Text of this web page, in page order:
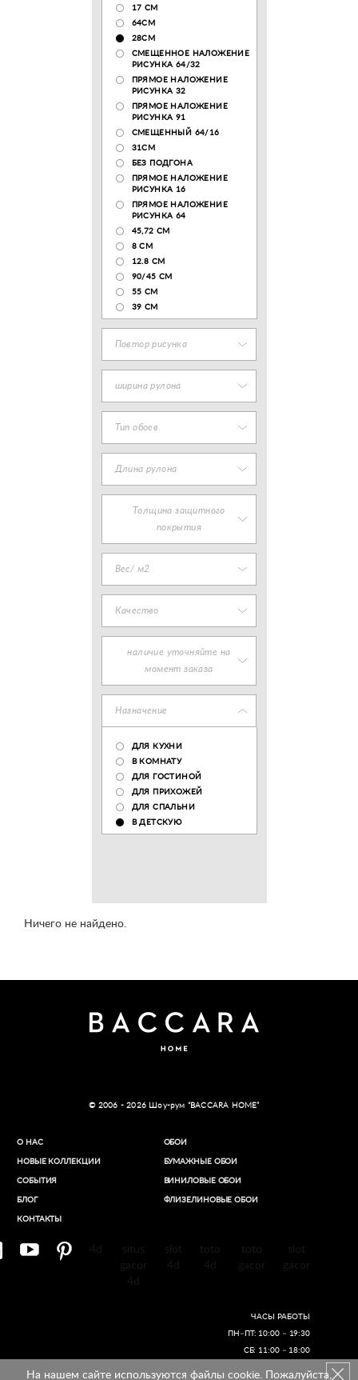
17 CM
64СМ
28CM
СМЕЩЕННОЕ НАЛОЖЕНИЕ
РИСУНКА 64/32
ПРЯМОЕ НАЛОЖЕНИЕ
РИСУНКА 32
ПРЯМОЕ НАЛОЖЕНИЕ
РИСУНКА 91
СМЕЩЕННЫЙ 64/16
31СМ
БЕЗ ПОДГОНА
ПРЯМОЕ НАЛОЖЕНИЕ
РИСУНКА 16
ПРЯМОЕ НАЛОЖЕНИЕ
РИСУНКА 64
45,72 СМ
8 СМ
12.8 CM
90/45 СМ
55 СМ
39 СМ
Повтор рисунка
ширина рулона
Тип обоев
Длина рулона
Толщина защитного
покрытия
Вес/ м2
Качество
наличие уточняйте на
момент заказа
Назначение
ДЛЯ КУХНИ
В КОМНАТУ
ДЛЯ ГОСТИНОЙ
ДЛЯ ПРИХОЖЕЙ
ДЛЯ СПАЛЬНИ
В ДЕТСКУЮ
Ничего не найдено.
© 2006 - 2026 Шоу-рум “BACCARA HOME”
О НАС
НОВЫЕ КОЛЛЕКЦИИ
СОБЫТИЯ
БЛОГ
КОНТАКТЫ
ОБОИ
БУМАЖНЫЕ ОБОИ
ВИНИЛОВЫЕ ОБОИ​
ФЛИЗЕЛИНОВЫЕ ОБОИ
ЧАСЫ РАБОТЫ
ПН–ПТ: 10:00 – 19:30
СБ: 11:00 – 18:00
На нашем сайте используются файлы cookie. Пожалуйста,